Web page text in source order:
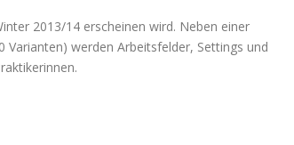
2013/14 erscheinen wird. Neben einer
werden Arbeitsfelder, Settings und